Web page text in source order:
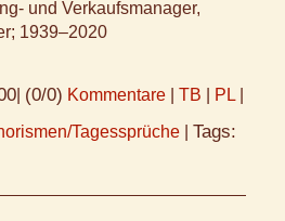
und Verkaufsmanager,
1939–2020
(0/0) Kommentare TB PL
Tagessprüche Tags: